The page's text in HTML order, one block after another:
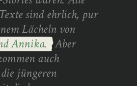
sind ehrlich, pur
Lächeln von
Annika. Aber
auch
jüngeren